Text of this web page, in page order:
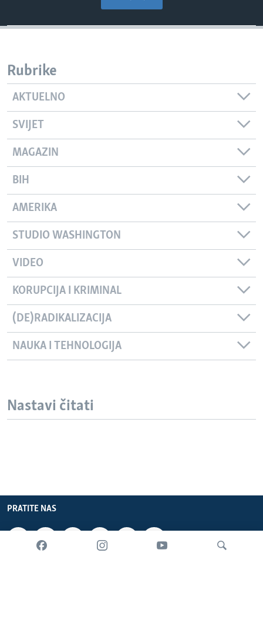
Rubrike
AKTUELNO
SVIJET
MAGAZIN
BIH
AMERIKA
STUDIO WASHINGTON
VIDEO
KORUPCIJA I KRIMINAL
(DE)RADIKALIZACIJA
NAUKA I TEHNOLOGIJA
Nastavi čitati
PRATITE NAS